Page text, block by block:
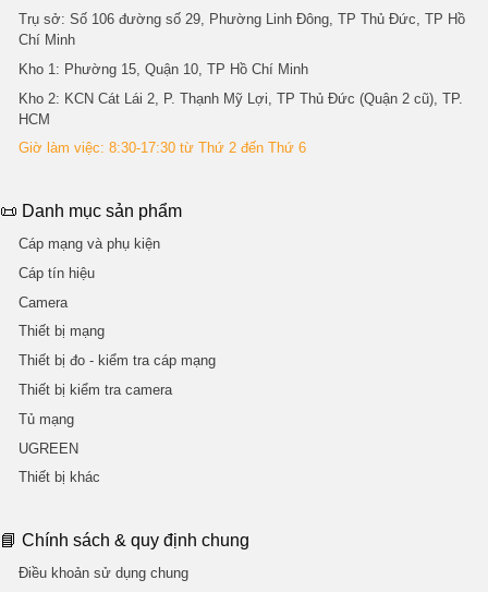
Trụ sở: Số 106 đường số 29, Phường Linh Đông, TP Thủ Đức, TP Hồ
Chí Minh
Kho 1 : Phường 15, Quận 10, TP Hồ Chí Minh
Kho 2: KCN Cát Lái 2, P. Thạnh Mỹ Lợi, TP Thủ Đức (Quận 2 cũ), TP.
HCM
Giờ làm việc: 8:30-17:30 từ Thứ 2 đến Thứ 6
📜 Danh mục sản phẩm
Cáp mạng và phụ kiện
Cáp tín hiệu
Camera
Thiết bị mạng
Thiết bị đo - kiểm tra cáp mạng
Thiết bị kiểm tra camera
Tủ mạng
UGREEN
Thiết bị khác
📘 Chính sách & quy định chung
Điều khoản sử dụng chung